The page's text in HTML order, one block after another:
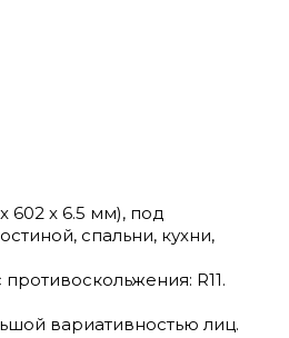
602 x 6.5 мм), под
спальни, кухни,
R11.
вариативностью лиц.